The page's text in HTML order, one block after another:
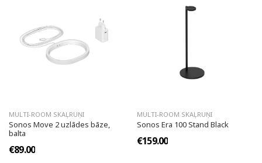
MULTI-ROOM SKAĻRUŅI
Sonos Move 2 uzlādes bāze,
balta
€89.00
MULTI-ROOM SKAĻRUŅI
Sonos Era 100 Stand Black
€159.00